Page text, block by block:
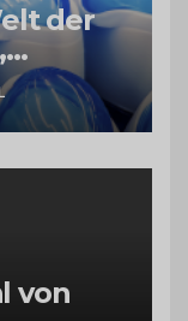
der
von